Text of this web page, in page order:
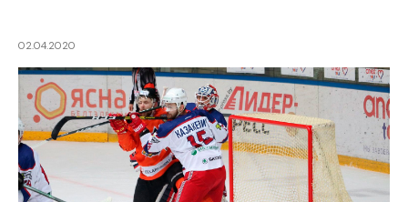
02.04.2020